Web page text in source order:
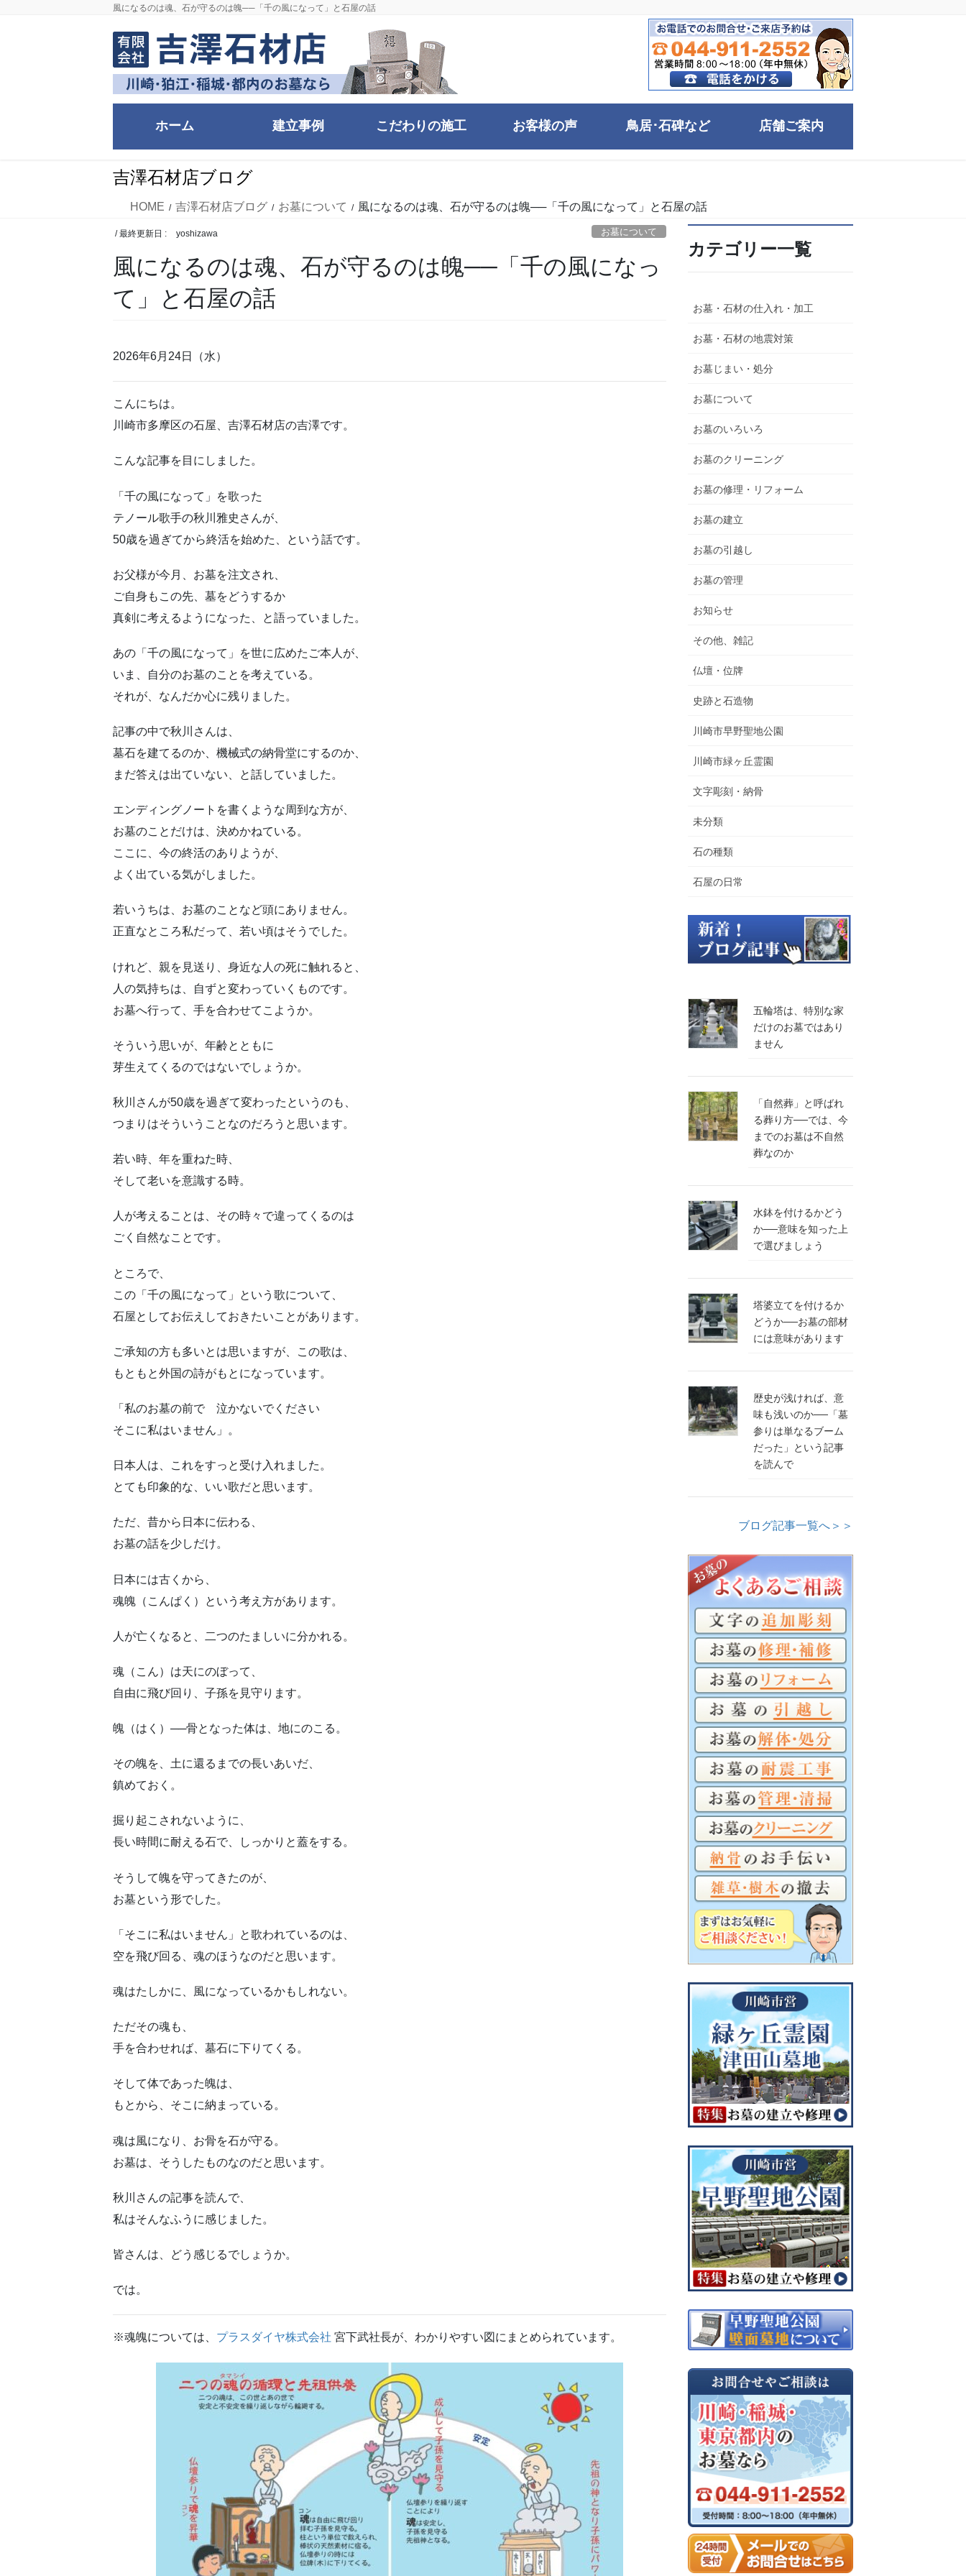
風になるのは魂、石が守るのは魄──「千の風になって」と石屋の話
ホーム 建立事例 こだわりの施工 お客様の声 鳥居･石碑など 店舗ご案内
吉澤石材店ブログ
HOME 吉澤石材店ブログ お墓について 風になるのは魂、石が守るのは魄──「千の風になって」と石屋の話
/ 最終更新日 : yoshizawa お墓について
風になるのは魂、石が守るのは魄──「千の風になっ
て」と石屋の話
2026年6月24日（水）
こんにちは。
川崎市多摩区の石屋、吉澤石材店の吉澤です。
こんな記事を目にしました。
「千の風になって」を歌った
テノール歌手の秋川雅史さんが、
50歳を過ぎてから終活を始めた、という話です。
お父様が今月、お墓を注文され、
ご自身もこの先、墓をどうするか
真剣に考えるようになった、と語っていました。
あの「千の風になって」を世に広めたご本人が、
いま、自分のお墓のことを考えている。
それが、なんだか心に残りました。
記事の中で秋川さんは、
墓石を建てるのか、機械式の納骨堂にするのか、
まだ答えは出ていない、と話していました。
エンディングノートを書くような周到な方が、
お墓のことだけは、決めかねている。
ここに、今の終活のありようが、
よく出ている気がしました。
若いうちは、お墓のことなど頭にありません。
正直なところ私だって、若い頃はそうでした。
けれど、親を見送り、身近な人の死に触れると、
人の気持ちは、自ずと変わっていくものです。
お墓へ行って、手を合わせてこようか。
そういう思いが、年齢とともに
芽生えてくるのではないでしょうか。
秋川さんが50歳を過ぎて変わったというのも、
つまりはそういうことなのだろうと思います。
若い時、年を重ねた時、
そして老いを意識する時。
人が考えることは、その時々で違ってくるのは
ごく自然なことです。
ところで、
この「千の風になって」という歌について、
石屋としてお伝えしておきたいことがあります。
ご承知の方も多いとは思いますが、この歌は、
もともと外国の詩がもとになっています。
「私のお墓の前で 泣かないでください
そこに私はいません」。
日本人は、これをすっと受け入れました。
とても印象的な、いい歌だと思います。
ただ、昔から日本に伝わる、
お墓の話を少しだけ。
日本には古くから、
魂魄（こんぱく）という考え方があります。
人が亡くなると、二つのたましいに分かれる。
魂（こん）は天にのぼって、
自由に飛び回り、子孫を見守ります。
魄（はく）──骨となった体は、地にのこる。
その魄を、土に還るまでの長いあいだ、
鎮めておく。
掘り起こされないように、
長い時間に耐える石で、しっかりと蓋をする。
そうして魄を守ってきたのが、
お墓という形でした。
「そこに私はいません」と歌われているのは、
空を飛び回る、魂のほうなのだと思います。
魂はたしかに、風になっているかもしれない。
ただその魂も、
手を合わせれば、墓石に下りてくる。
そして体であった魄は、
もとから、そこに納まっている。
魂は風になり、お骨を石が守る。
お墓は、そうしたものなのだと思います。
秋川さんの記事を読んで、
私はそんなふうに感じました。
皆さんは、どう感じるでしょうか。
では。
※魂魄については、 プラスダイヤ株式会社 宮下武社長が、わかりやすい図にまとめられています。
カテゴリー一覧
お墓・石材の仕入れ・加工
お墓・石材の地震対策
お墓じまい・処分
お墓について
お墓のいろいろ
お墓のクリーニング
お墓の修理・リフォーム
お墓の建立
お墓の引越し
お墓の管理
お知らせ
その他、雑記
仏壇・位牌
史跡と石造物
川崎市早野聖地公園
川崎市緑ヶ丘霊園
文字彫刻・納骨
未分類
石の種類
石屋の日常
五輪塔は、特別な家
だけのお墓ではあり
ません
「自然葬」と呼ばれ
る葬り方──では、今
までのお墓は不自然
葬なのか
水鉢を付けるかどう
か──意味を知った上
で選びましょう
塔婆立てを付けるか
どうか──お墓の部材
には意味があります
歴史が浅ければ、意
味も浅いのか──「墓
参りは単なるブーム
だった」という記事
を読んで
ブログ記事一覧へ＞＞